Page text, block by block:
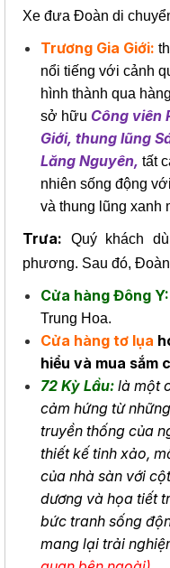
Xe đưa Đoàn di
Trương Gia Giới:
nổi tiếng với cảnh
hình thành qua
sở hữu Công viên
Giới, thung lũng
Lăng Nguyên, tất
nhiên sống động
và thung lũng xanh
Trưa: Quý khách
phương. Sau đó,
Cửa hàng Đông Y:
Trung Hoa.
Cửa hàng tơ lụa
hiểu và mua sắm
72 Kỳ Lầu: là một
cảm hứng từ
truyền thống của
thiết kế tinh xảo,
của nhà sàn với
dương và họa tiết
bức tranh sống
mang lại trải